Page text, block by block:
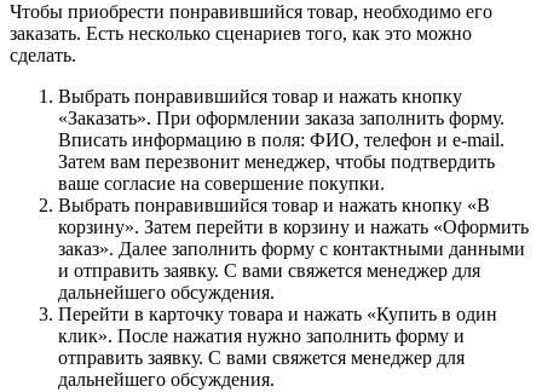
Чтобы приобрести понравившийся товар, необходимо его
заказать. Есть несколько сценариев того, как это можно
сделать.
Выбрать понравившийся товар и нажать кнопку
«Заказать». При оформлении заказа заполнить форму.
Вписать информацию в поля: ФИО, телефон и e-mail.
Затем вам перезвонит менеджер, чтобы подтвердить
ваше согласие на совершение покупки.
Выбрать понравившийся товар и нажать кнопку «В
корзину». Затем перейти в корзину и нажать «Оформить
заказ». Далее заполнить форму с контактными данными
и отправить заявку. С вами свяжется менеджер для
дальнейшего обсуждения.
Перейти в карточку товара и нажать «Купить в один
клик». После нажатия нужно заполнить форму и
отправить заявку. С вами свяжется менеджер для
дальнейшего обсуждения.